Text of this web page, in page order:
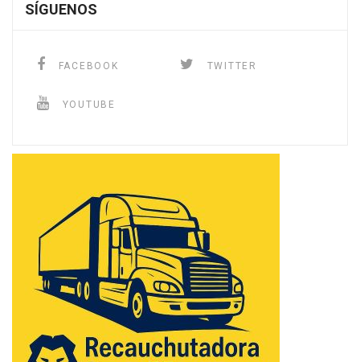
SÍGUENOS
FACEBOOK TWITTER
YOUTUBE